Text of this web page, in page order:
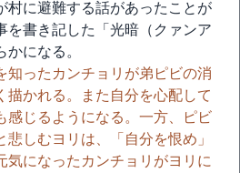
村に避難する話があったことが
を書き記した「光暗（クァンア
になる。
知ったカンチョリが弟ピビの消
描かれる。また自分を心配して
感じるようになる。一方、ピビ
しむヨリは、「自分を恨め」
気になったカンチョリがヨリに